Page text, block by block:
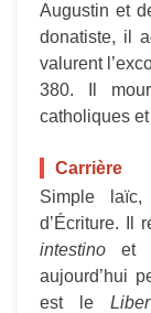
Augustin et
donatiste, il
valurent
380. Il
catholiques
Carrière
Simple
d’Écriture. Il
intestinoet
aujourd’hui
est le